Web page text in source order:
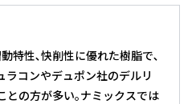
特性､快削性に優れた樹脂で､
コンやデュポン社のデルリ
との方が多い｡ナミックスでは